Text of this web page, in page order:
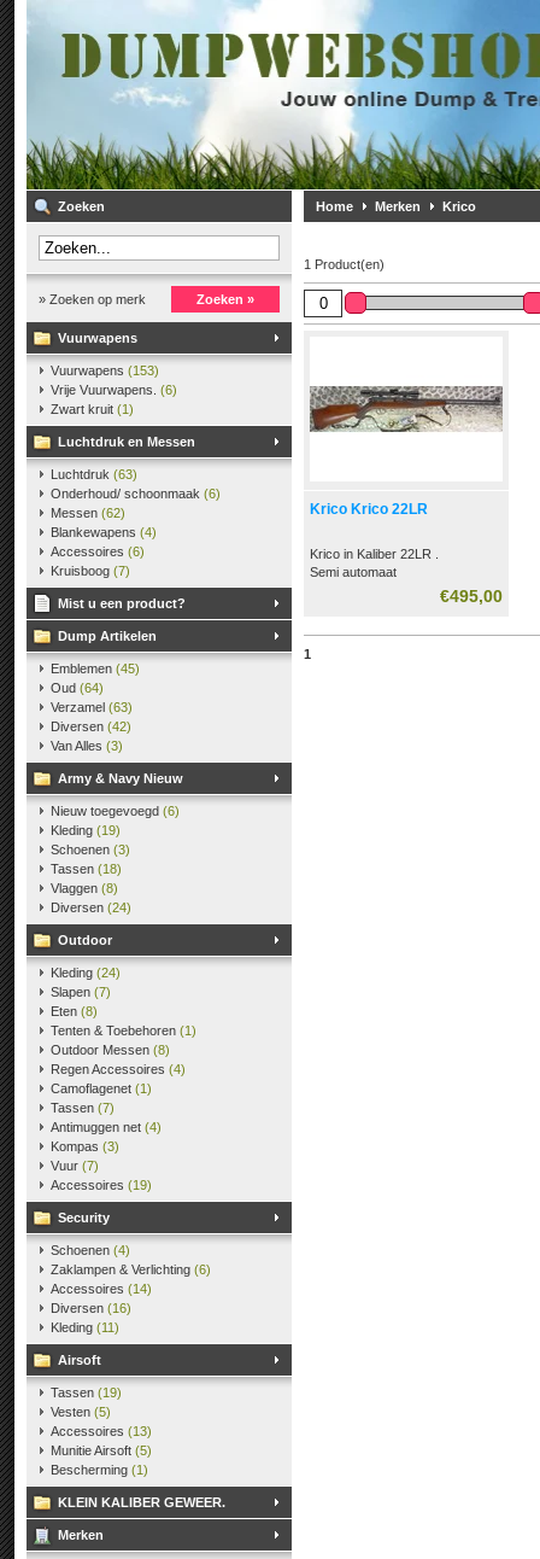
Zoeken
» Zoeken op merk Zoeken »
Vuurwapens
Vuurwapens (153)
Vrije Vuurwapens. (6)
Zwart kruit (1)
Luchtdruk en Messen
Luchtdruk (63)
Onderhoud/ schoonmaak (6)
Messen (62)
Blankewapens (4)
Accessoires (6)
Kruisboog (7)
Mist u een product?
Dump Artikelen
Emblemen (45)
Oud (64)
Verzamel (63)
Diversen (42)
Van Alles (3)
Army & Navy Nieuw
Nieuw toegevoegd (6)
Kleding (19)
Schoenen (3)
Tassen (18)
Vlaggen (8)
Diversen (24)
Outdoor
Kleding (24)
Slapen (7)
Eten (8)
Tenten & Toebehoren (1)
Outdoor Messen (8)
Regen Accessoires (4)
Camoflagenet (1)
Tassen (7)
Antimuggen net (4)
Kompas (3)
Vuur (7)
Accessoires (19)
Security
Schoenen (4)
Zaklampen & Verlichting (6)
Accessoires (14)
Diversen (16)
Kleding (11)
Airsoft
Tassen (19)
Vesten (5)
Accessoires (13)
Munitie Airsoft (5)
Bescherming (1)
KLEIN KALIBER GEWEER.
Merken
Home Merken Krico
1 Product(en)
Krico Krico 22LR
Krico in Kaliber 22LR .
Semi automaat
15 schots buis magazijn.€495,00
1